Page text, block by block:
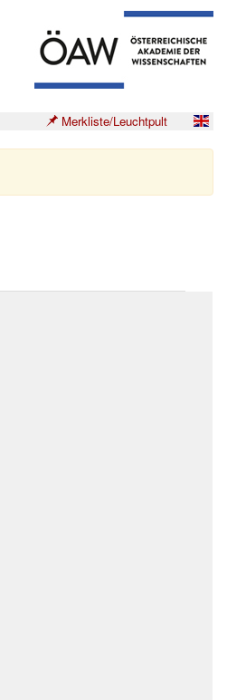
Merkliste/Leuchtpult